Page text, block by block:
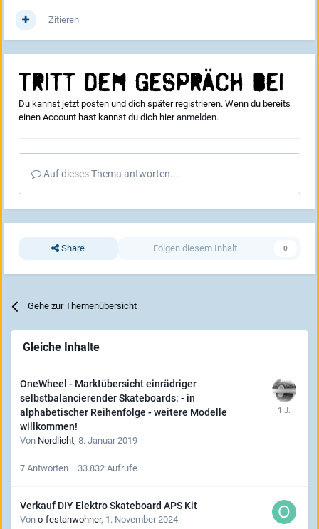
Zitieren
Tritt dem Gespräch bei
Du kannst jetzt posten und dich später registrieren. Wenn du bereits
einen Account hast kannst du dich hieranmelden.
Auf dieses Thema antworten...
Share Folgen diesem Inhalt 0
Gehe zur Themenübersicht
Gleiche Inhalte
OneWheel - Marktübersicht einrädriger
selbstbalancierender Skateboards: - in
alphabetischer Reihenfolge - weitere Modelle
willkommen!
Von Nordlicht, 8. Januar 2019
7 Antworten 33.832 Aufrufe
Verkauf DIY Elektro Skateboard APS Kit
Von o-festanwohner, 1. November 2024